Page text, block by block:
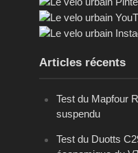
Articles récents
Test du Mapfour
suspendu
Test du Duotts